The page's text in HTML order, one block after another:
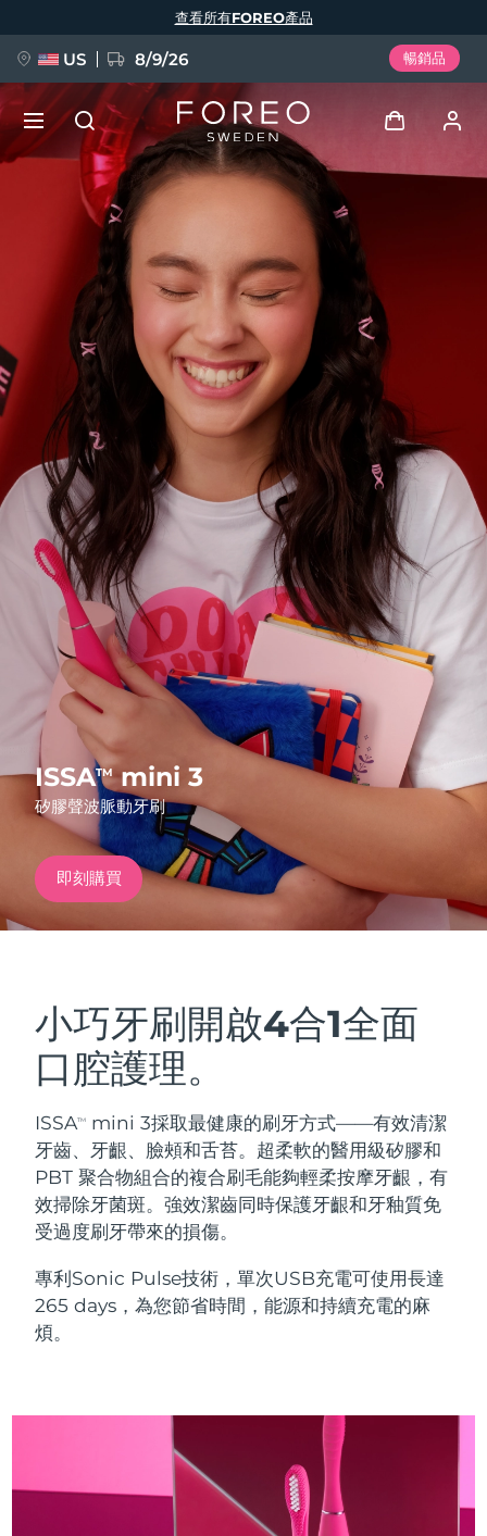
ISSATMmini 3
矽膠聲波脈動牙刷
即刻購買
小巧牙刷開啟4合1全面
口腔護理。
ISSATM
mini 3採取最健康的刷牙方式——有效清潔
牙齒、牙齦、臉頰和舌苔。超柔軟的醫用級矽膠和
PBT 聚合物組合的複合刷毛能夠輕柔按摩牙齦，有
效掃除牙菌斑。強效潔齒同時保護牙齦和牙釉質免
受過度刷牙帶來的損傷。
專利Sonic Pulse技術，單次USB充電可使用長達
265 days，為您節省時間，能源和持續充電的麻
煩。
查看所有FOREO產品
US 8/9/26 暢銷品
我的設備
我的訂單
我的地址
我的訂閱
FAQ™ Pure Beauty-Tech Elixir
BREAKING NEWS
issa™ Teeth Whitening Set
FAQ™ Dual LED Panel
熱門產品
特別優惠 暢銷產品
紅光療法
LUNA™ 4 套裝
Anti-aging massage
Massage, LED heating
LUNA™ 4 mini
For young skin, T-zone
BEAR™ 2 套裝
Microcurrent toning
Microcurrent toning on-the-go
面部提拉護理
Premium anti-aging skincare
補水保濕
UFO™ 3 套裝
Deep facial hydration
device
UFO™ 3 mini
Red light therapy device for young skin
issa™ 4
Hybrid silicone sonic toothbrush
Smart hybrid silicone sonic toothbrush
issa™ 4 smile
Hybrid silicone sonic toothbrush
FAQ™ 抗老護理
FAQ™ 101
Clinical anti-aging
LED 護理
FAQ™ 201
LED mask
NEW
English Deutsch
Español
Français
Italiano
Português
Polski
Svenska
Русский
Türkçe
简体中文 繁體中文
發貨國家
美國 預計送達日期8/9/26
英國 預計送達日期 8/8/26
西班牙 預計送達日期8/8/26
澳洲 預計送達日期 8/11/26
法國 預計送達日期 8/8/26
德國
加拿大 預計送達日期
奧地利 預計送達日期8/8/26
巴林
比利時 預計送達日期 8/8/26
百慕達 預計送達日期8/14/26
波士尼亞與赫塞哥維納 預計送達日期8/11/26
汶萊
保加利亞 預計送達日期8/8/26
智利 預計送達日期8/12/26
預計送達日期
預計送達日期